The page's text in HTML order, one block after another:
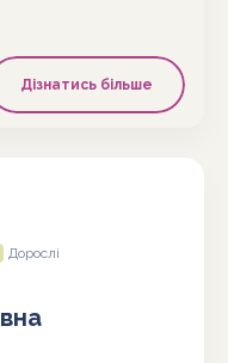
Дізнатись більше
Дорослі